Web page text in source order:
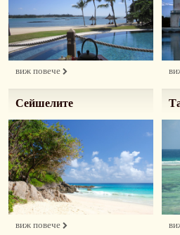
виж повече
Сейшелите
виж повече